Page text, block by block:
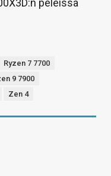
peleissä
Ryzen 7 7700
9 7900
Zen 4